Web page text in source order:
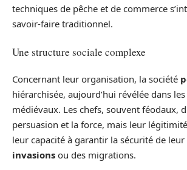
techniques de pêche et de commerce
savoir-faire traditionnel.
Une structure sociale complexe
Concernant leur organisation, la société
hiérarchisée, aujourd’hui révélée dans
médiévaux. Les chefs, souvent féodaux,
persuasion et la force, mais leur
leur capacité à garantir la sécurité de
invasions ou des migrations.